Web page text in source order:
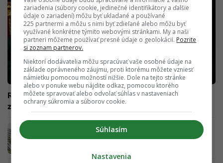
Rubeľ dosahuje historické minimá, dodávatelia ovocia a
zeleniny rušia s Moskvou kontrakty
Vedci objavili spôsob, ako žiť o 20 rokov
zariadenia (súbory cookie, jedinečné identifikátory a ďalšie
údaje o zariadení) môžu byť ukladané a používané
225 partnermi a môžu s nimi byť zdieľané alebo môžu byť
využívané konkrétne týmito webovými stránkami. My a naši
partneri môžeme používať presné údaje o geolokácii. Pozrite
si zoznam partnerov.
Niektorí dodávatelia môžu spracúvať vaše osobné údaje na
základe oprávneného záujmu, proti ktorému môžete vzniesť
námietku pomocou možností nižšie. Dole na tejto stránke
alebo v ponuke webu nájdite odkaz, pomocou ktorého
môžete spravovať alebo odvolať súhlas v nastaveniach
ochrany súkromia a súborov cookie.
Súhlasím
Nastavenia